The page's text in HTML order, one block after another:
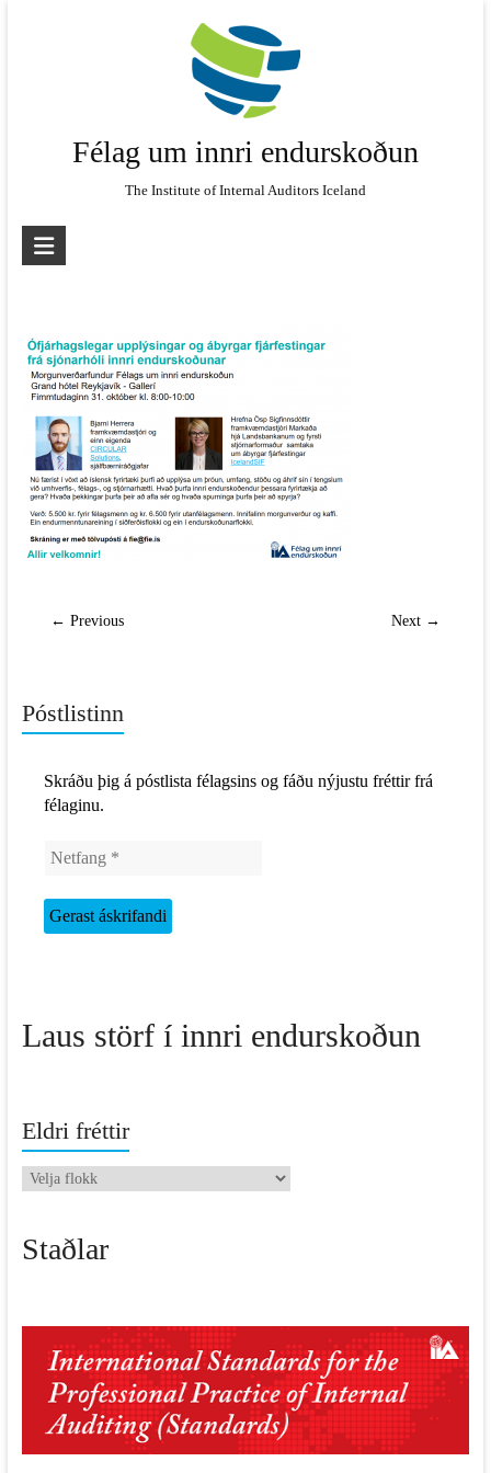
Félag um innri endurskoðun
The Institute of Internal Auditors Iceland
← Previous Next →
Póstlistinn
Skráðu þig á póstlista félagsins og fáðu nýjustu fréttir frá
félaginu.
Laus störf í innri endurskoðun
Eldri fréttir
Eldri
Staðlar